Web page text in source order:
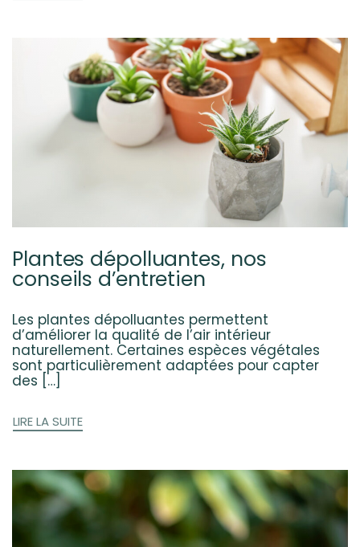
Plantes dépolluantes, nos
conseils d’entretien
Les plantes dépolluantes permettent
d’améliorer la qualité de l’air intérieur
naturellement. Certaines espèces végétales
sont particulièrement adaptées pour capter
des […]
LIRE LA SUITE